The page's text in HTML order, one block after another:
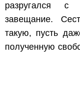
разругался
завещание.
такую, пусть
полученную